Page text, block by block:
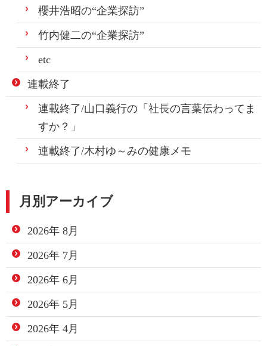
櫻井浩昭の“企業探訪”
竹内健二の“企業探訪”
etc
連載終了
連載終了/山口義行の「社長の言葉伝わってま
すか？」
連載終了/木村ゆ～みの健康メモ
月別アーカイブ
2026年 8月
2026年 7月
2026年 6月
2026年 5月
2026年 4月